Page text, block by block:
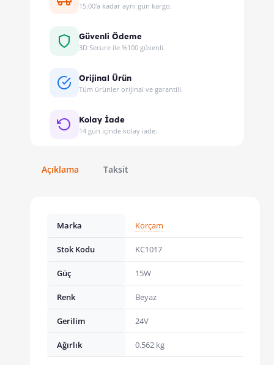
15:00'a kadar aynı gün kargo.
Güvenli Ödeme
3D Secure ile %100 güvenli.
Orijinal Ürün
Tüm ürünler orijinal ve garantili.
Kolay İade
14 gün içinde kolay iade.
Açıklama Taksit
Marka Korçam
Stok Kodu KC1017
Güç 15W
Renk Beyaz
Gerilim 24V
Ağırlık 0.562 kg